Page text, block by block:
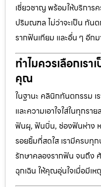
เชี่ยวชาญ พร้อมให้บริการ
ปริมณฑล ไม่ว่าจะเป็น ทัน
รากฟันเทียม และอื่น ๆ อีก
ทำไมควรเลือกเร
คุณ
ในฐานะ คลินิกทันตกรรม เ
และความเอาใจใส่ในทุกรา
ฟันผุ, ฟันบิ่น, ช่องฟันห่าง
รอยยิ้มที่สดใส เรามีครบ
รักษาคลองรากฟัน จนถึง
ฉุกเฉิน ให้คุณอุ่นใจเมื่อมีเ